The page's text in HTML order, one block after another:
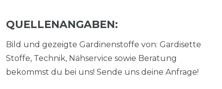
QUELLENANGABEN:
Bild und gezeigte Gardinenstoffe von: Gardisette
Stoffe, Technik, Nähservice sowie Beratung
bekommst du bei uns! Sende uns deine Anfrage!